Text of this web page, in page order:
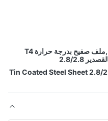
صفيحة القصدير الكهربائية عالية القسوة,ملف صفيح بدرجة حرارة T4